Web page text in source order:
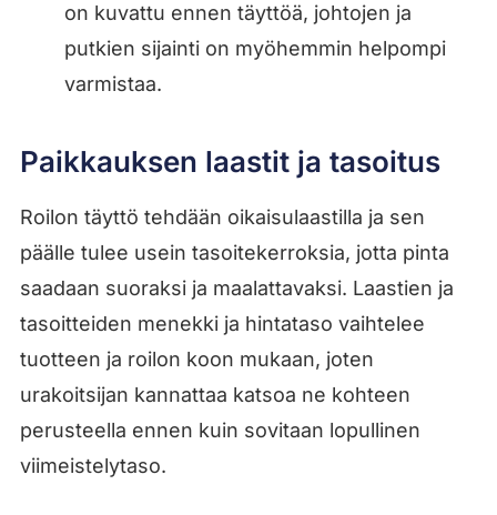
on kuvattu ennen täyttöä, johtojen ja
putkien sijainti on myöhemmin helpompi
varmistaa.
Paikkauksen laastit ja tasoitus
Roilon täyttö tehdään oikaisulaastilla ja sen
päälle tulee usein tasoitekerroksia, jotta pinta
saadaan suoraksi ja maalattavaksi. Laastien ja
tasoitteiden menekki ja hintataso vaihtelee
tuotteen ja roilon koon mukaan, joten
urakoitsijan kannattaa katsoa ne kohteen
perusteella ennen kuin sovitaan lopullinen
viimeistelytaso.